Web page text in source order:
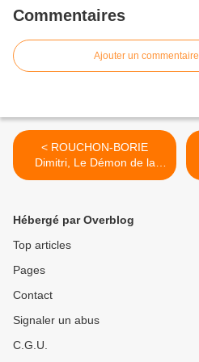
Commentaires
Ajouter un commentaire
< ROUCHON-BORIE
Dimitri, Le Démon de la
colline aux loups
Hébergé par Overblog
Top articles
Pages
Contact
Signaler un abus
C.G.U.